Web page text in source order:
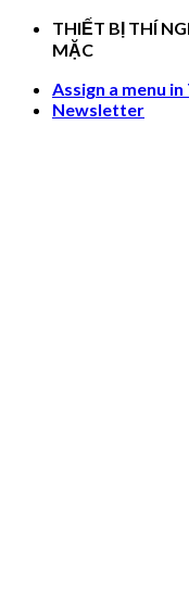
Skip
THIẾT BỊ THÍ
MẶC
Assign a menu
Newsletter